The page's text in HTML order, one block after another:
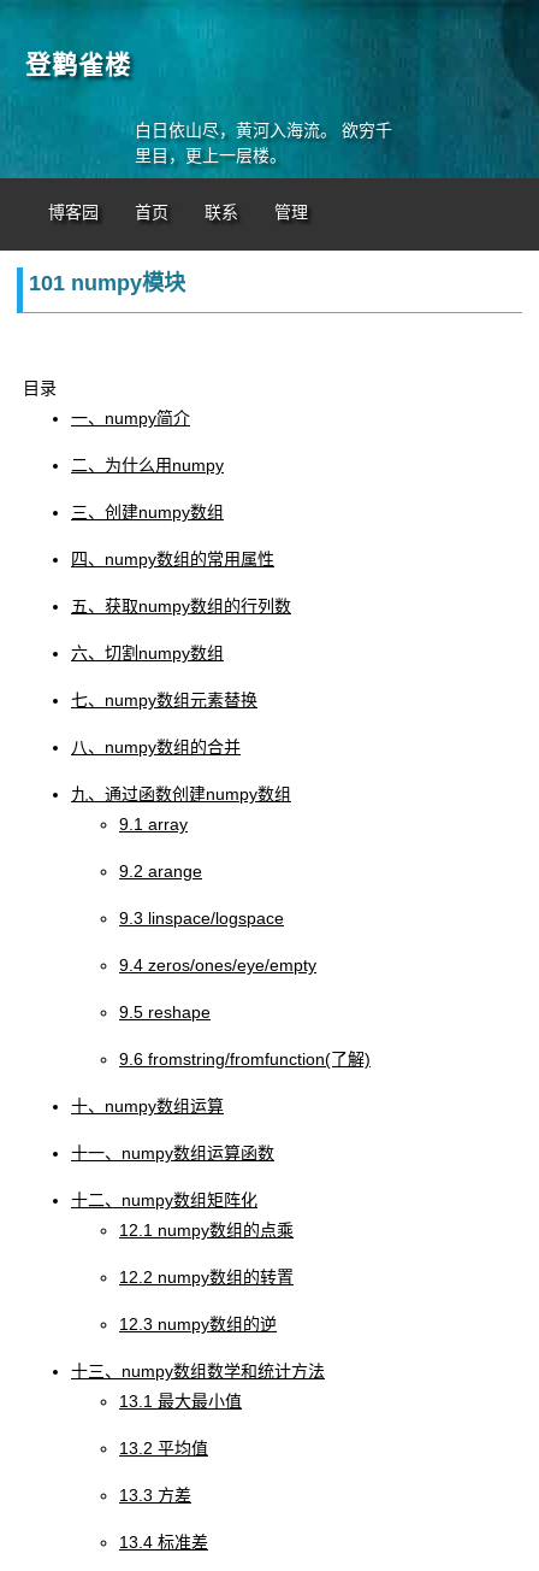
登鹳雀楼
白日依山尽，黄河入海流。 欲穷千
里目，更上一层楼。
博客园 首页 联系 管理
101 numpy模块
目录
一、numpy简介
二、为什么用numpy
三、创建numpy数组
四、numpy数组的常用属性
五、获取numpy数组的行列数
六、切割numpy数组
七、numpy数组元素替换
八、numpy数组的合并
九、通过函数创建numpy数组
9.1 array
9.2 arange
9.3 linspace/logspace
9.4 zeros/ones/eye/empty
9.5 reshape
9.6 fromstring/fromfunction(了解)
十、numpy数组运算
十一、numpy数组运算函数
十二、numpy数组矩阵化
12.1 numpy数组的点乘
12.2 numpy数组的转置
12.3 numpy数组的逆
十三、numpy数组数学和统计方法
13.1 最大最小值
13.2 平均值
13.3 方差
13.4 标准差